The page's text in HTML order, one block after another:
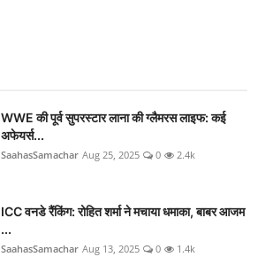
WWE की पूर्व सुपरस्टार लाना की ग्लैमरस लाइफ: कई
अफेयर्स...
SaahasSamachar Aug 25, 2025 0 2.4k
ICC वनडे रैंकिंग: रोहित शर्मा ने मचाया धमाका, बाबर आजम
...
SaahasSamachar Aug 13, 2025 0 1.4k